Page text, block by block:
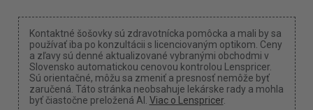
Kontaktné šošovky sú zdravotnícka pomôcka a mali by sa
používať iba po konzultácii s licenciovaným optikom. Ceny
a zľavy sú denné aktualizované vybranými obchodmi v
Slovensko automatickou cenovou kontrolou Lenspricer.
Sú orientačné, môžu sa zmeniť a presnosť nemôže byť
zaručená. Táto stránka neobsahuje lekárske rady a mohla
byť čiastočne preložená AI. Viac o Lenspricer.